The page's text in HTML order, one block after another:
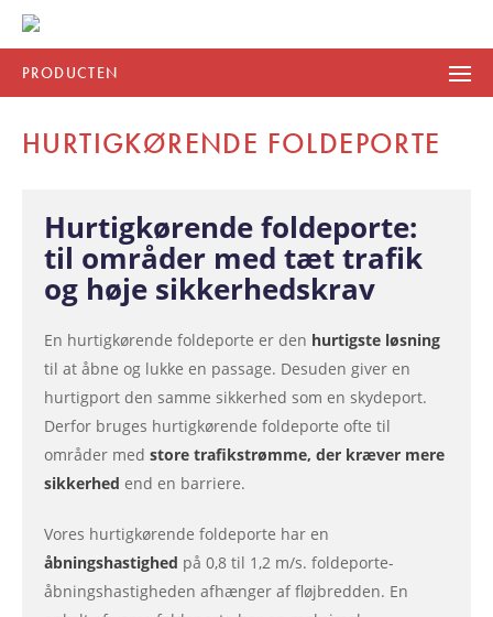
PRODUCTEN
HURTIGKØRENDE FOLDEPORTE
Hurtigkørende foldeporte:
til områder med tæt trafik
og høje sikkerhedskrav
En hurtigkørende foldeporte er den hurtigste løsning
til at åbne og lukke en passage. Desuden giver en
hurtigport den samme sikkerhed som en skydeport.
Derfor bruges hurtigkørende foldeporte ofte til
områder med store trafikstrømme, der kræver mere
sikkerhed end en barriere.
Vores hurtigkørende foldeporte har en
åbningshastighed på 0,8 til 1,2 m/s. foldeporte-
åbningshastigheden afhænger af fløjbredden. En